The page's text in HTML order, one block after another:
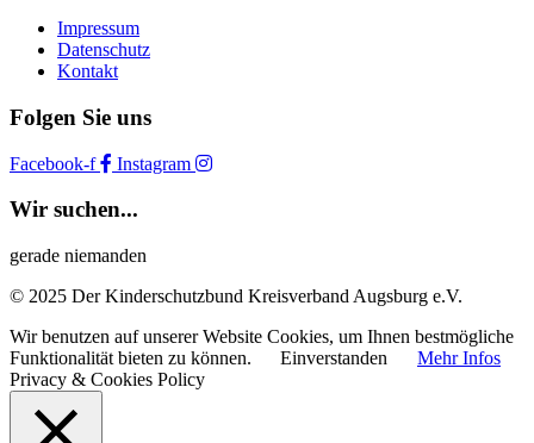
Impressum
Datenschutz
Kontakt
Folgen Sie uns
Facebook-f Instagram
Wir suchen...
gerade niemanden
© 2025 Der Kinderschutzbund Kreisverband Augsburg e.V.
Wir benutzen auf unserer Website Cookies, um Ihnen bestmögliche
Funktionalität bieten zu können.
Einverstanden
Mehr Infos
Privacy & Cookies Policy